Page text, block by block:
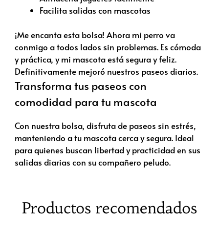
Facilita salidas con mascotas
¡Me encanta esta bolsa! Ahora mi perro va
conmigo a todos lados sin problemas. Es cómoda
y práctica, y mi mascota está segura y feliz.
Definitivamente mejoró nuestros paseos diarios.
Transforma tus paseos con
comodidad para tu mascota
Con nuestra bolsa, disfruta de paseos sin estrés,
manteniendo a tu mascota cerca y segura. Ideal
para quienes buscan libertad y practicidad en sus
salidas diarias con su compañero peludo.
Productos recomendados